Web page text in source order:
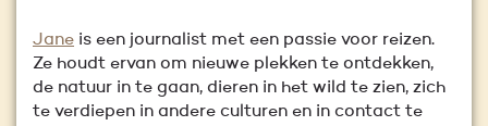
Jane is een journalist met een passie voor reizen.
Ze houdt ervan om nieuwe plekken te ontdekken,
de natuur in te gaan, dieren in het wild te zien, zich
te verdiepen in andere culturen en in contact te